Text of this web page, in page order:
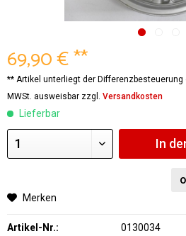
69,90 € **
** Artikel unterliegt der Differenzbesteuerung
MWSt. ausweisbar zzgl. Versandkosten
Lieferbar
In
Merken
Artikel-Nr.:
0130034